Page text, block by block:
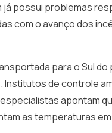
possui problemas
com o avanço dos
para o Sul
de controle
apontam
as temperaturas